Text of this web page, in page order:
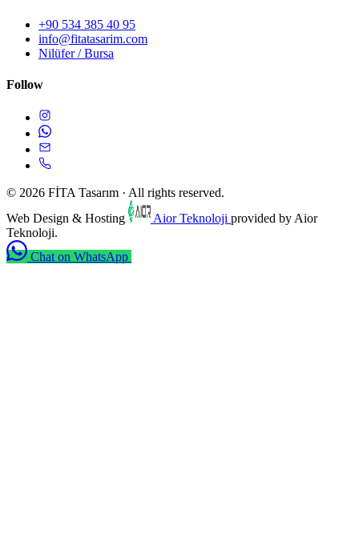
+90 534 385 40 95
info@fitatasarim.com
Nilüfer / Bursa
Follow
© 2026 FİTA Tasarım · All rights reserved.
Web Design & Hosting
Aior Teknoloji provided by Aior
Teknoloji.
Chat on WhatsApp